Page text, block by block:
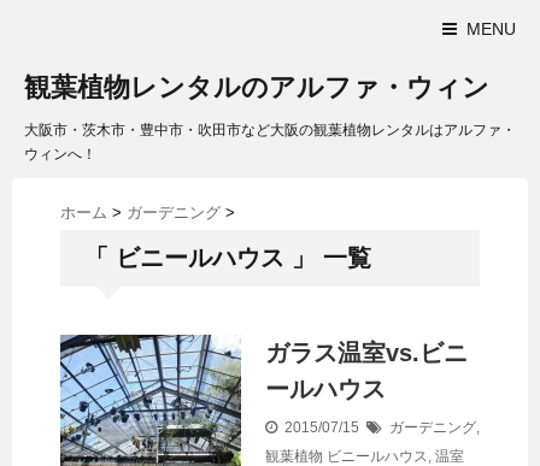
MENU
観葉植物レンタルのアルファ・ウィン
大阪市・茨木市・豊中市・吹田市など大阪の観葉植物レンタルはアルファ・
ウィンへ！
ホーム > ガーデニング >
「 ビニールハウス 」 一覧
ガラス温室vs.ビニ
ールハウス
2015/07/15 ガーデニング,
観葉植物 ビニールハウス, 温室